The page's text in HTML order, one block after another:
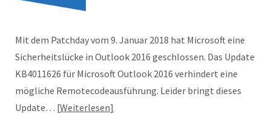
Mit dem Patchday vom 9. Januar 2018 hat Microsoft eine
Sicherheitslücke in Outlook 2016 geschlossen. Das Update
KB4011626 für Microsoft Outlook 2016 verhindert eine
mögliche Remotecodeausführung. Leider bringt dieses
Update… Weiterlesen